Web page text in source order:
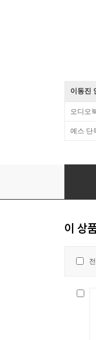
이동진
오디오
예스 단
다판다
이 상